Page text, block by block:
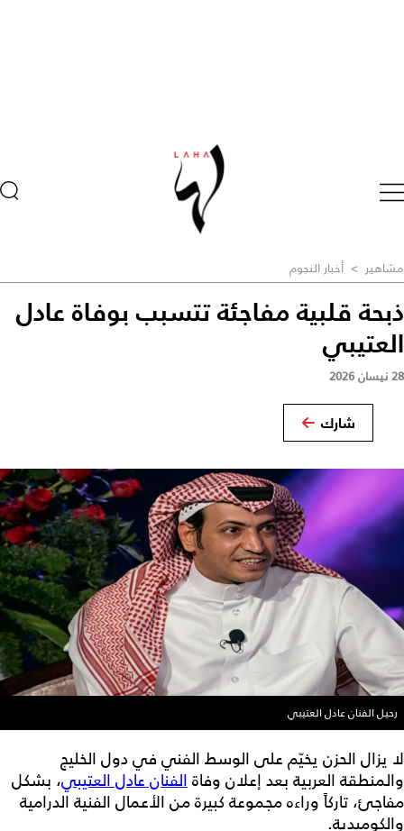
مشاهير > أخبار النجوم
ذبحة قلبية مفاجئة تتسبب بوفاة عادل
العتيبي
28 نيسان 2026
شارك
رحيل الفنان عادل العتيبي
لا يزال الحزن يخيّم على الوسط الفني في دول الخليج
والمنطقة العربية بعد إعلان وفاةالفنان عادل العتيبي، بشكل
مفاجئ، تاركاً وراءه مجموعة كبيرة من الأعمال الفنية الدرامية
والكوميدية.